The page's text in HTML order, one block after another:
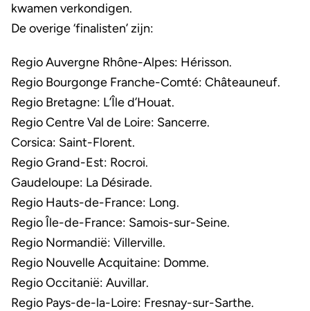
kwamen verkondigen.
De overige ‘finalisten’ zijn:
Regio Auvergne Rhône-Alpes: Hérisson.
Regio Bourgonge Franche-Comté: Châteauneuf.
Regio Bretagne: L’Île d’Houat.
Regio Centre Val de Loire: Sancerre.
Corsica: Saint-Florent.
Regio Grand-Est: Rocroi.
Gaudeloupe: La Désirade.
Regio Hauts-de-France: Long.
Regio Île-de-France: Samois-sur-Seine.
Regio Normandië: Villerville.
Regio Nouvelle Acquitaine: Domme.
Regio Occitanië: Auvillar.
Regio Pays-de-la-Loire: Fresnay-sur-Sarthe.